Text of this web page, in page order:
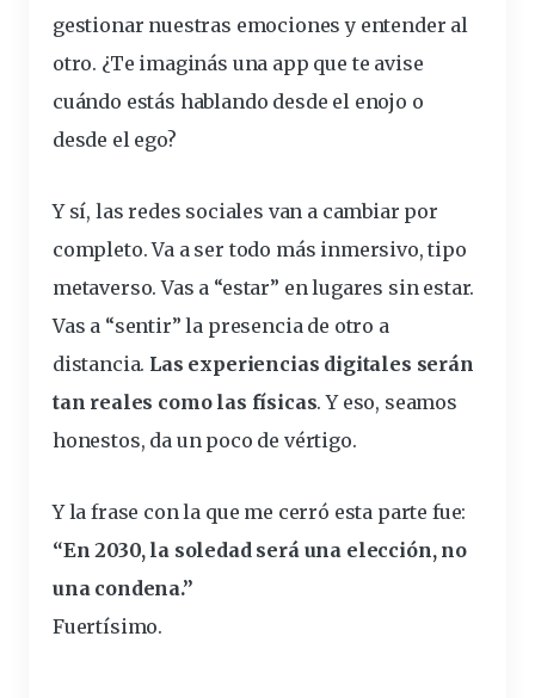
gestionar nuestras emociones y entender al
otro. ¿Te imaginás una app que te avise
cuándo estás hablando desde el enojo o
desde el ego?
Y sí, las redes sociales van a cambiar por
completo. Va a ser todo más inmersivo, tipo
metaverso. Vas a “estar” en lugares sin estar.
Vas a “sentir” la presencia de otro a
distancia. Las experiencias digitales serán
tan reales como las físicas. Y eso, seamos
honestos, da un poco de vértigo.
Y la frase con la que me cerró esta parte fue:
“En 2030, la soledad será una elección, no
una condena.”
Fuertísimo.